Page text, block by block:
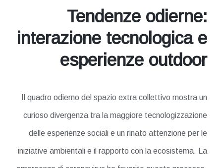
Tendenze odierne:
interazione tecnologica e
esperienze outdoor
Il quadro odierno del spazio extra collettivo mostra un
curioso divergenza tra la maggiore tecnologizzazione
delle esperienze sociali e un rinato attenzione per le
iniziative ambientali e il rapporto con la ecosistema. La